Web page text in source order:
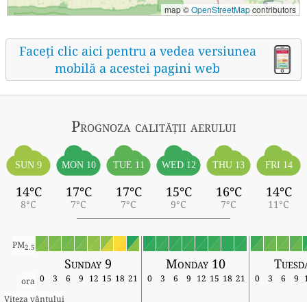
map ©OpenStreetMapcontributors
Faceți clic aici pentru a vedea versiunea
mobilă a acestei pagini web
Prognoza calității aerului
SUN 9
14°C
8°C
MON 10
17°C
7°C
TUE 11
17°C
7°C
WED 12
15°C
9°C
THU 13
16°C
7°C
FRI 14
14°C
11°C
PM2.5
Sunday 9 Monday 10
ora 0 3 6 9 12 15 18 21 0 3 6 9 12 15 18 21 0 3 6 9
Viteza vântului